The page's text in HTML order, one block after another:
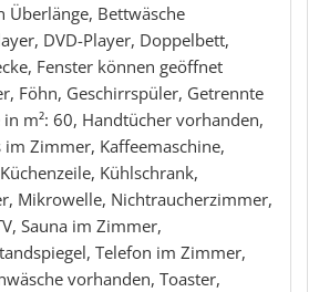
Überlänge, Bettwäsche
DVD-Player, Doppelbett,
Fenster können geöffnet
Föhn, Geschirrspüler, Getrennte
m²: 60, Handtücher vorhanden,
Zimmer, Kaffeemaschine,
Kühlschrank,
Mikrowelle, Nichtraucherzimmer,
Sauna im Zimmer,
Telefon im Zimmer,
vorhanden, Toaster,